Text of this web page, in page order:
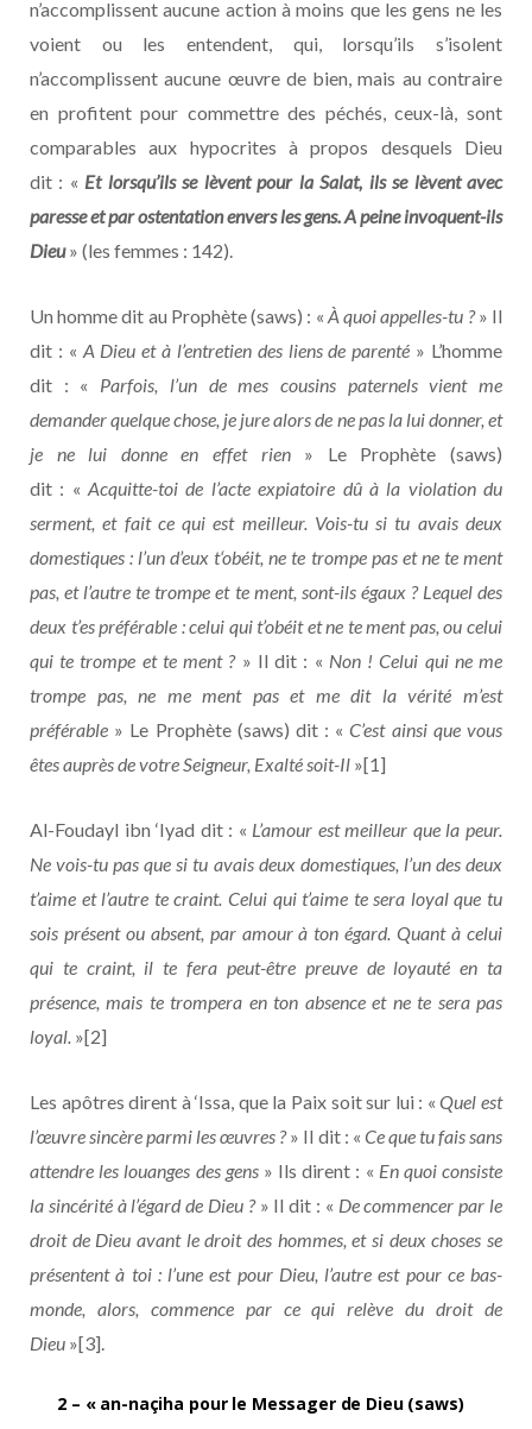
n’accomplissent aucune action à moins que les gens ne les
voient ou les entendent, qui, lorsqu’ils s’isolent
n’accomplissent aucune œuvre de bien, mais au contraire
en profitent pour commettre des péchés, ceux-là, sont
comparables aux hypocrites à propos desquels Dieu
dit : « Et lorsqu’ils se lèvent pour la Salat, ils se lèvent avec
paresse et par ostentation envers les gens. A peine invoquent-ils
Dieu» (les femmes : 142).
Un homme dit au Prophète (saws) : « À quoi appelles-tu ?» Il
dit : « A Dieu et à l’entretien des liens de parenté » L’homme
dit : « Parfois, l’un de mes cousins paternels vient me
demander quelque chose, je jure alors de ne pas la lui donner, et
je ne lui donne en effet rien» Le Prophète (saws)
dit : «Acquitte-toi de l’acte expiatoire dû à la violation du
serment, et fait ce qui est meilleur. Vois-tu si tu avais deux
domestiques : l’un d’eux t‘obéit, ne te trompe pas et ne te ment
pas, et l’autre te trompe et te ment, sont-ils égaux ? Lequel des
deux t’es préférable : celui qui t’obéit et ne te ment pas, ou celui
qui te trompe et te ment ?» Il dit : « Non ! Celui qui ne me
trompe pas, ne me ment pas et me dit la vérité m’est
préférable » Le Prophète (saws) dit : «C’est ainsi que vous
êtes auprès de votre Seigneur, Exalté soit-Il »[1]
Al-Foudayl ibn ‘Iyad dit : « L’amour est meilleur que la peur.
Ne vois-tu pas que si tu avais deux domestiques, l’un des deux
t’aime et l’autre te craint. Celui qui t’aime te sera loyal que tu
sois présent ou absent, par amour à ton égard. Quant à celui
qui te craint, il te fera peut-être preuve de loyauté en ta
présence, mais te trompera en ton absence et ne te sera pas
loyal. »[2]
Les apôtres dirent à ‘Issa, que la Paix soit sur lui : «Quel est
l’œuvre sincère parmi les œuvres ?» Il dit : « Ce que tu fais sans
attendre les louanges des gens» Ils dirent : « En quoi consiste
la sincérité à l’égard de Dieu ?» Il dit : « De commencer par le
droit de Dieu avant le droit des hommes, et si deux choses se
présentent à toi : l’une est pour Dieu, l’autre est pour ce bas-
monde, alors, commence par ce qui relève du droit de
Dieu »[3].
2 – « an-naçiha pour le Messager de Dieu (saws)